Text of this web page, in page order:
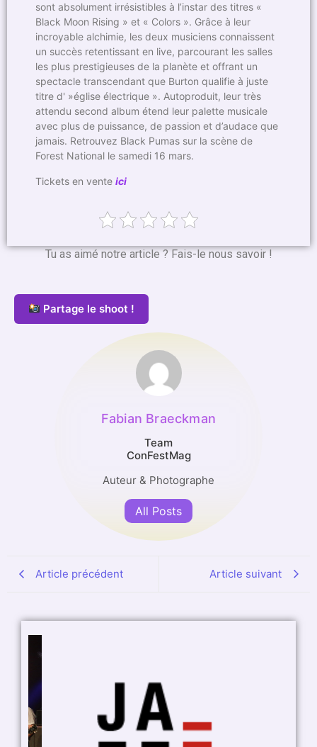
sont absolument irrésistibles à l’instar des titres «
Black Moon Rising » et « Colors ». Grâce à leur
incroyable alchimie, les deux musiciens connaissent
un succès retentissant en live, parcourant les salles
les plus prestigieuses de la planète et offrant un
spectacle transcendant que Burton qualifie à juste
titre d' »église électrique ». Autoproduit, leur très
attendu second album étend leur palette musicale
avec plus de puissance, de passion et d’audace que
jamais. Retrouvez Black Pumas sur la scène de
Forest National le samedi 16 mars.
Tickets en vente ici
Tu as aimé notre article ? Fais-le nous savoir !
Partage le shoot !
Fabian Braeckman
Team
ConFestMag
Auteur & Photographe
All Posts
Article précédent Article suivant